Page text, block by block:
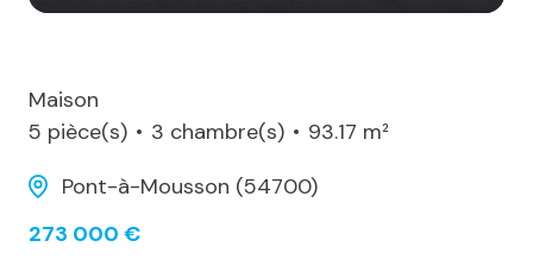
Maison
5 pièce(s)
3 chambre(s)
93.17 m²
Pont-à-Mousson (54700)
273 000 €